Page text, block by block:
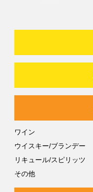
ワイン
ウイスキー/ブランデー
リキュール/スピリッツ
その他